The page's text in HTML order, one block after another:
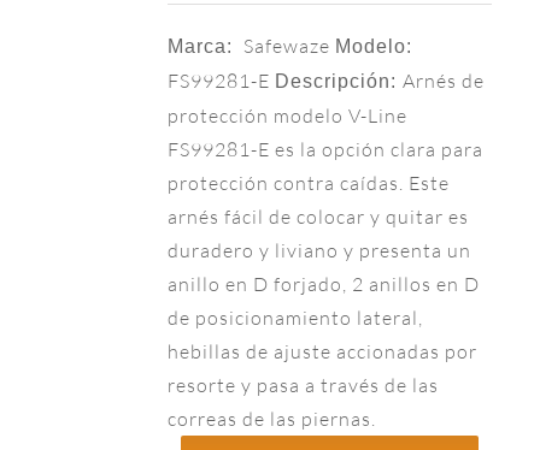
Marca: Safewaze Modelo:
FS99281-E Descripción:Arnés de
protección modelo V-Line
FS99281-E es la opción clara para
protección contra caídas. Este
arnés fácil de colocar y quitar es
duradero y liviano y presenta un
anillo en D forjado, 2 anillos en D
de posicionamiento lateral,
hebillas de ajuste accionadas por
resorte y pasa a través de las
correas de las piernas.